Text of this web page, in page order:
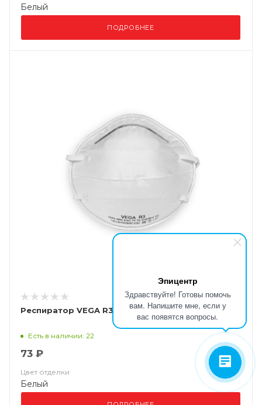
Эпицентр
Здравствуйте! Готовы помочь
вам. Напишите мне, если у
вас появятся вопросы.
Белый
ПОДРОБНЕЕ
Респиратор VEGA R3 (FFP3) без клапана, шт
Есть в наличии: 22
73 ₽
Цвет отделки
Белый